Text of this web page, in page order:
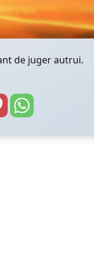
de juger autrui.